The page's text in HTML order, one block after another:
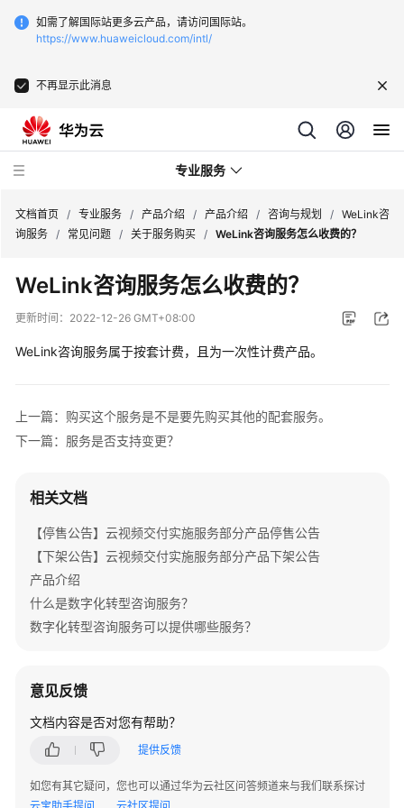
如需了解国际站更多云产品，请访问国际站。
https://www.huaweicloud.com/intl/
不再显示此消息
专业服务
务
公
介
绍
品
绍
咨
询
与
规
数
字
转
咨
文档首页 / 专业服务 / 产品介绍 / 产品介绍 / 咨询与规划 / WeLink咨
询服务 / 常见问题 / 关于服务购买 / WeLink咨询服务怎么收费的？
WeLink咨询服务怎么收费的？
更新时间： 2022-12-26 GMT+08:00
WeLink咨询服务属于按套计费，且为一次性计费产品。
上一篇：购买这个服务是不是要先购买其他的配套服务。
下一篇：服务是否支持变更？
相关文档
【停售公告】云视频交付实施服务部分产品停售公告
【下架公告】云视频交付实施服务部分产品下架公告
产品介绍
什么是数字化转型咨询服务？
数字化转型咨询服务可以提供哪些服务？
意见反馈
文档内容是否对您有帮助？
提供反馈
如您有其它疑问，您也可以通过华为云社区问答频道来与我们联系探讨